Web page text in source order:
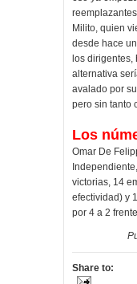
Milito, quien
desde hace
los dirigentes,
alternativa
avalado por
pero sin tanto
Los
Omar De
victorias, 14
efectividad) y
por 4 a 2
Share to: